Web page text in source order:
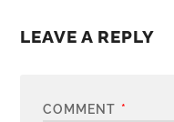
LEAVE A REPLY
COMMENT *